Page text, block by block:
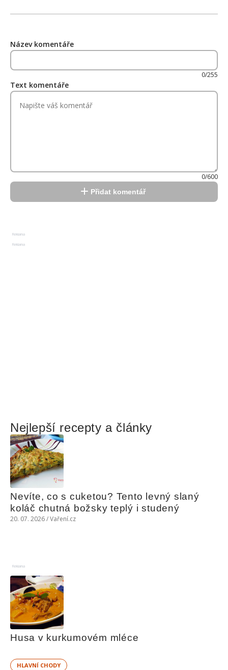
Název komentáře
0/255
Text komentáře
0/600
Přidat komentář
Reklama
Reklama
Nejlepší recepty a články
Nevíte, co s cuketou? Tento levný slaný
koláč chutná božsky teplý i studený
20. 07. 2026 / Vaření.cz
Reklama
Husa v kurkumovém mléce
HLAVNÍ CHODY